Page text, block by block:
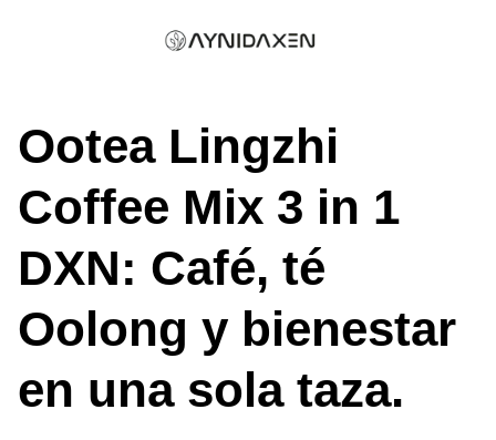
Ootea Lingzhi
Coffee Mix 3 in 1
DXN: Café, té
Oolong y bienestar
en una sola taza.